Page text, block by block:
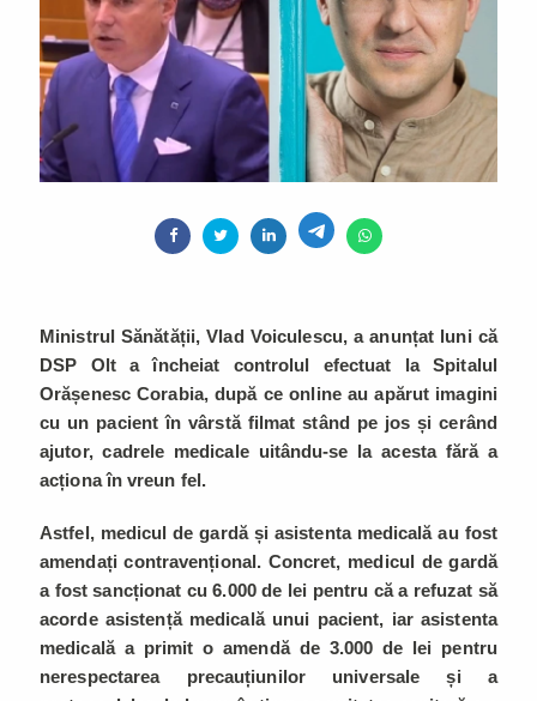
Ministrul Sănătății, Vlad Voiculescu, a anunțat luni că
DSP Olt a încheiat controlul efectuat la Spitalul
Orășenesc Corabia, după ce online au apărut imagini
cu un pacient în vârstă filmat stând pe jos și cerând
ajutor, cadrele medicale uitându-se la acesta fără a
acționa în vreun fel.
Astfel, medicul de gardă și asistenta medicală au fost
amendați contravențional. Concret, medicul de gardă
a fost sancționat cu 6.000 de lei pentru că a refuzat să
acorde asistență medicală unui pacient, iar asistenta
medicală a primit o amendă de 3.000 de lei pentru
nerespectarea precauțiunilor universale și a